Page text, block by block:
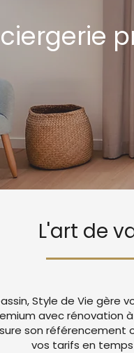
L'art de
Style de Vie gère
avec rénovation
son référencement
vos tarifs en